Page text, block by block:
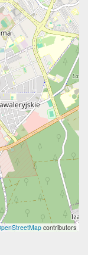
contributors